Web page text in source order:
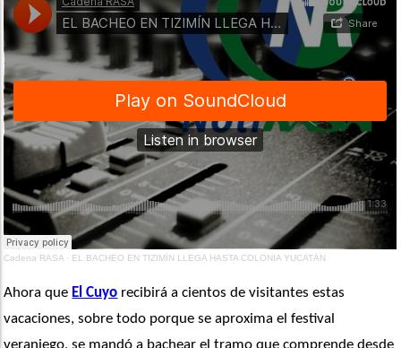
Cadena RASA · EL BACHEO EN TIZIMÍN LLEGA HASTA COLONIA YUCATÁN
Ahora que El Cuyo recibirá a cientos de visitantes estas
vacaciones, sobre todo porque se aproxima el festival